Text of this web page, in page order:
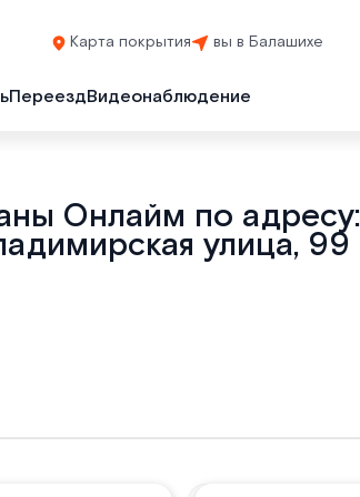
Карта покрытия вы в Балашихе
ПереездВидеонаблюдение
Онлайм по адресу:
улица, 99